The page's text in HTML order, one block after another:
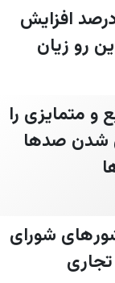
آحارونوت: از پایان همه‌گیری کرونا، مهاجرت از اسرائیل حدود ۵۰ درصد افزایش
رو زیان
و متمایزی را
شدن صدها
شورای